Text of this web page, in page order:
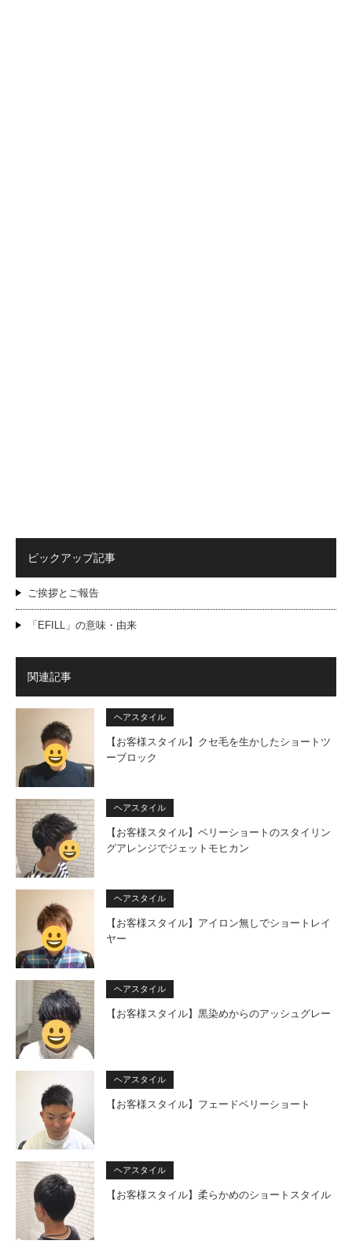
ピックアップ記事
ご挨拶とご報告
「EFILL」の意味・由来
関連記事
ヘアスタイル
【お客様スタイル】クセ毛を生かしたショートツ
ーブロック
ヘアスタイル
【お客様スタイル】ベリーショートのスタイリン
グアレンジでジェットモヒカン
ヘアスタイル
【お客様スタイル】アイロン無しでショートレイ
ヤー
ヘアスタイル
【お客様スタイル】黒染めからのアッシュグレー
ヘアスタイル
【お客様スタイル】フェードベリーショート
ヘアスタイル
【お客様スタイル】柔らかめのショートスタイル